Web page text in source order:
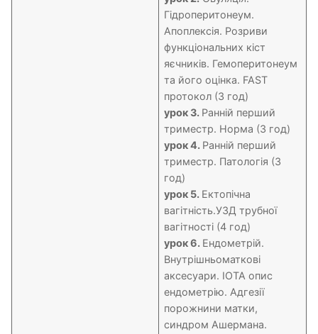
Гідроперитонеум.
Апоплексія. Розриви
функціональних кіст
яєчників. Гемоперитонеум
та його оцінка. FAST
протокол (3 год)
урок 3. Ранній перший
триместр. Норма (3 год)
урок 4. Ранній перший
триместр. Патологія (3
год)
урок 5. Ектопічна
вагітність.УЗД трубної
вагітності (4 год)
урок 6. Ендометрій.
Внутрішньоматкові
аксесуари. IОTA опис
ендометрію. Адгезії
порожнини матки,
синдром Ашермана.